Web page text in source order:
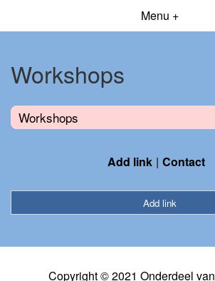
Menu +
Workshops
Workshops
Add link Contact
Add link
Copyright © 2021 Onderdeel van